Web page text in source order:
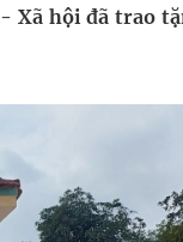
Sâm (Panax Spp.):
Xã hội đã trao